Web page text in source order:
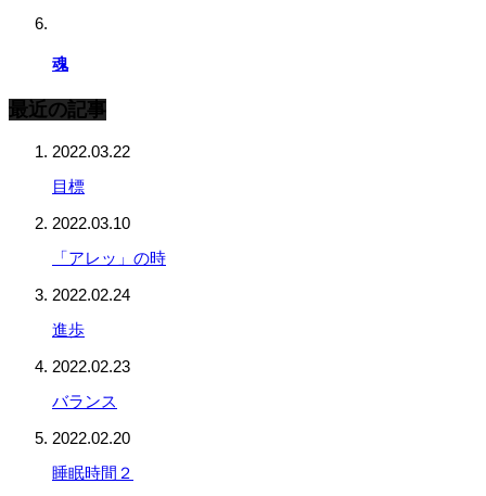
魂
最近の記事
2022.03.22
目標
2022.03.10
「アレッ」の時
2022.02.24
進歩
2022.02.23
バランス
2022.02.20
睡眠時間２